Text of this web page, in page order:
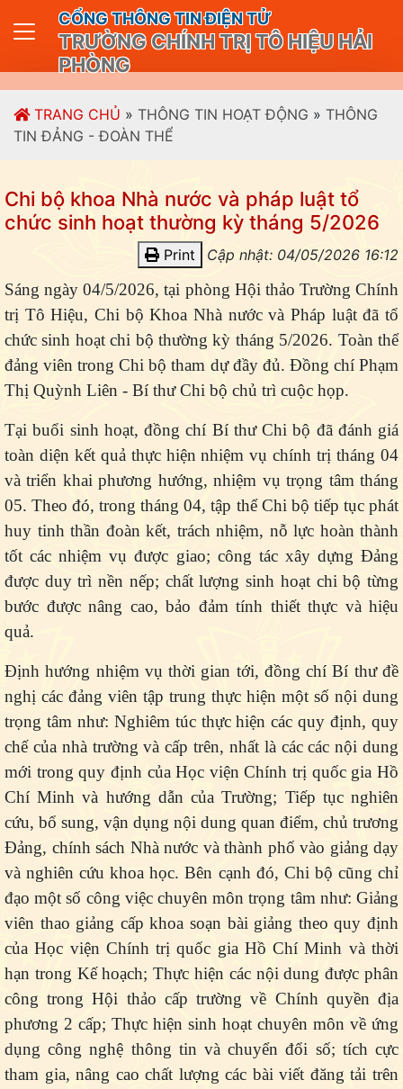
CỔNG THÔNG TIN ĐIỆN TỬ
TRƯỜNG CHÍNH TRỊ TÔ HIỆU HẢI
PHÒNG
TRANG CHỦ » THÔNG TIN HOẠT ĐỘNG » THÔNG
TIN ĐẢNG - ĐOÀN THỂ
Chi bộ khoa Nhà nước và pháp luật tổ
chức sinh hoạt thường kỳ tháng 5/2026
Print Cập nhật: 04/05/2026 16:12
Sáng ngày 04/5/2026, tại phòng Hội thảo Trường Chính
trị Tô Hiệu, Chi bộ Khoa Nhà nước và Pháp luật đã tổ
chức sinh hoạt chi bộ thường kỳ tháng 5/2026. Toàn thể
đảng viên trong Chi bộ tham dự đầy đủ. Đồng chí Phạm
Thị Quỳnh Liên - Bí thư Chi bộ chủ trì cuộc họp.
Tại buổi sinh hoạt, đồng chí Bí thư Chi bộ đã đánh giá
toàn diện kết quả thực hiện nhiệm vụ chính trị tháng 04
và triển khai phương hướng, nhiệm vụ trọng tâm tháng
05. Theo đó, trong tháng 04, tập thể Chi bộ tiếp tục phát
huy tinh thần đoàn kết, trách nhiệm, nỗ lực hoàn thành
tốt các nhiệm vụ được giao; công tác xây dựng Đảng
được duy trì nền nếp; chất lượng sinh hoạt chi bộ từng
bước được nâng cao, bảo đảm tính thiết thực và hiệu
quả.
Định hướng nhiệm vụ thời gian tới, đồng chí Bí thư đề
nghị các đảng viên tập trung thực hiện một số nội dung
trọng tâm như: Nghiêm túc thực hiện các quy định, quy
chế của nhà trường và cấp trên, nhất là các các nội dung
mới trong quy định của Học viện Chính trị quốc gia Hồ
Chí Minh và hướng dẫn của Trường; Tiếp tục nghiên
cứu, bổ sung, vận dụng nội dung quan điểm, chủ trương
Đảng, chính sách Nhà nước và thành phố vào giảng dạy
và nghiên cứu khoa học. Bên cạnh đó, Chi bộ cũng chỉ
đạo một số công việc chuyên môn trọng tâm như: Giảng
viên thao giảng cấp khoa soạn bài giảng theo quy định
của Học viện Chính trị quốc gia Hồ Chí Minh và thời
hạn trong Kế hoạch; Thực hiện các nội dung được phân
công trong Hội thảo cấp trường về Chính quyền địa
phương 2 cấp; Thực hiện sinh hoạt chuyên môn về ứng
dụng công nghệ thông tin và chuyển đổi số; tích cực
tham gia, nâng cao chất lượng các bài viết đăng tải trên